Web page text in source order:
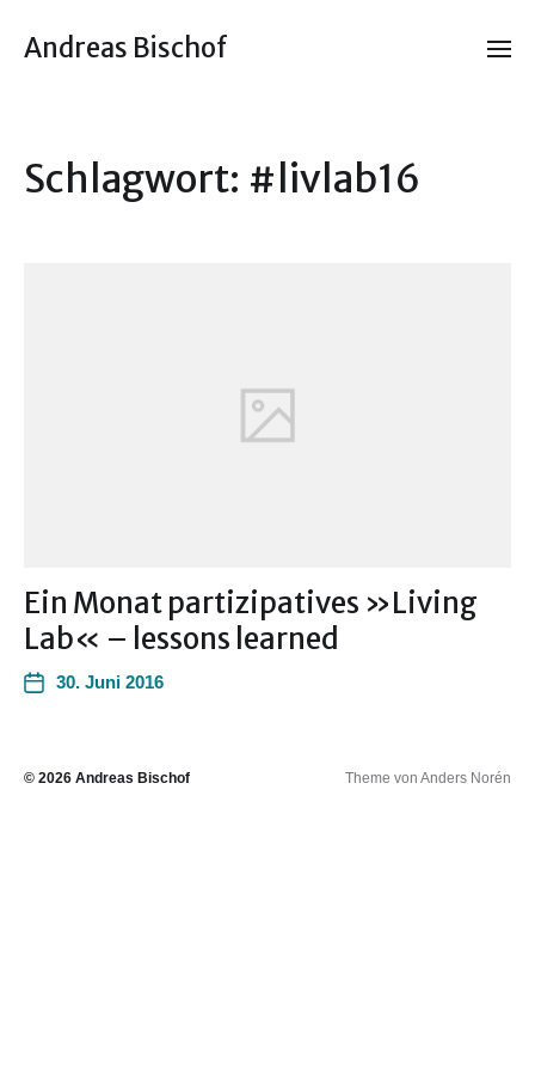
Andreas Bischof
Schlagwort: #livlab16
Ein Monat partizipatives »Living
Lab« – lessons learned
30. Juni 2016
© 2026 Andreas Bischof Theme von Anders Norén